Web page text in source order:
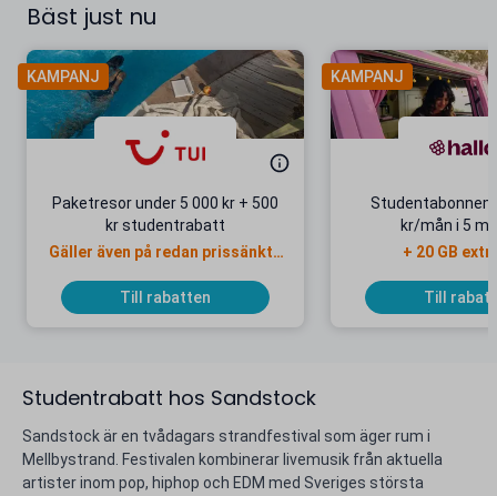
Studentrabatt hos Sandstock
Sandstock är en tvådagars strandfestival som äger rum i
Mellbystrand. Festivalen kombinerar livemusik från aktuella
artister inom pop, hiphop och EDM med Sveriges största
Bäst just nu
KAMPANJ
Paketresor under 5 000 kr + 500
kr studentrabatt
Gäller även på redan prissänkta
Till rabatten
KAMPANJ
kr/mån i 5
+ 20 GB
Till